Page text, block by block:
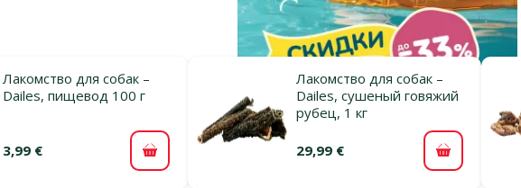
Лакомство для собак –
Dailes, пищевод 100 г
3,99 € В корзину
Лакомство для собак –
Dailes, сушеный говяжий
рубец, 1 кг
29,99 € В корзину